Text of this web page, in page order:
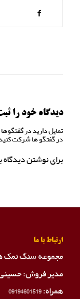
دیدگاه خود را
تمایل دارید در
در گفتگو ها شرکت
برای نوشتن دیدگاه
ارتباط با ما
مجموعه سنگ نمک
مدیر فروش:
همراه:09194601519